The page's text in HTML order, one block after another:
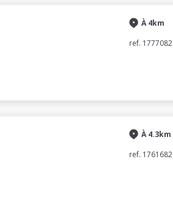
À 4km
ref. 1777082
À 4.3km
ref. 1761682